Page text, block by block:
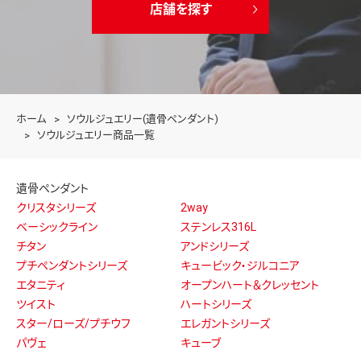
ホーム
ソウルジュエリー(遺骨ペンダント)
ソウルジュエリー商品一覧
店舗を探す
遺骨ペンダント
クリスタシリーズ
2way
ベーシックライン
ステンレス316L
チタン
アンドシリーズ
プチペンダントシリーズ
キュービック・ジルコニア
エタニティ
オープンハート＆クレッセント
ツイスト
ハートシリーズ
スター/ローズ/プチウフ
エレガントシリーズ
パヴェ
キューブ